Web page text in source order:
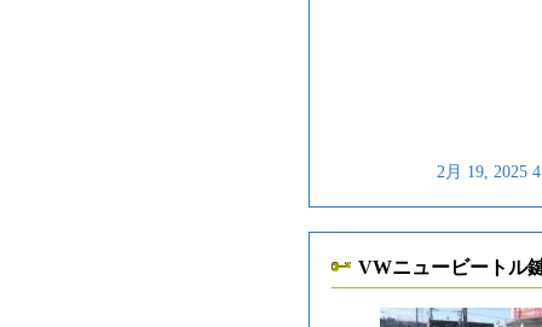
2月 19, 2025
VWニュービートル